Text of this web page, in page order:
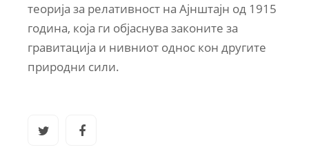
теорија за релативност на Ајнштајн од 1915
година, која ги објаснува законите за
гравитација и нивниот однос кон другите
природни сили.